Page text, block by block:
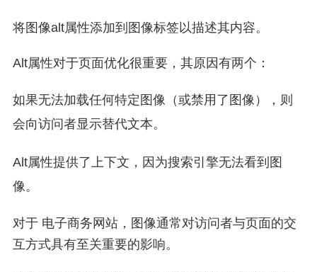
将图像alt属性添加到图像标签以描述其内容。
Alt属性对于页面优化很重要，其原因有两个：
如果无法加载任何特定图像（或禁用了图像），则
会向访问者显示替代文本。
Alt属性提供了上下文，因为搜索引擎无法看到图
像。
对于 电子商务网站，图像通常对访问者与页面的交
互方式具有至关重要的影响。